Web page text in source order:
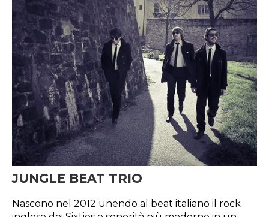
JUNGLE BEAT TRIO
Nascono nel 2012 unendo al beat italiano il rock